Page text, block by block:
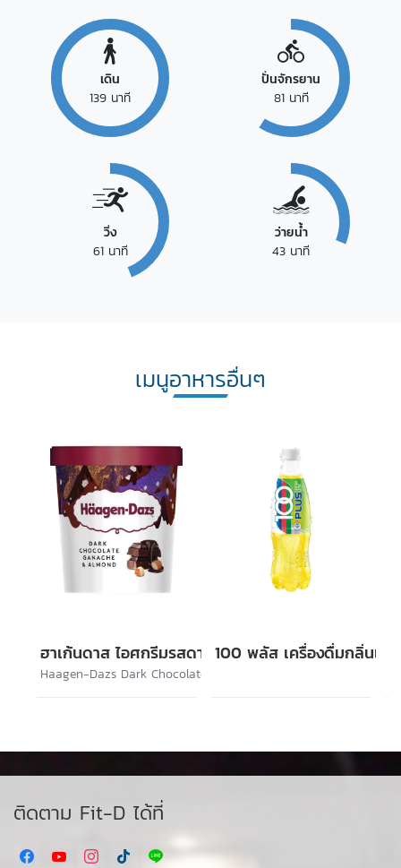
เดิน
139 นาที
ปั่นจักรยาน
81นาที
วิ่ง
61นาที
ว่ายน้ำ
43 นาที
เมนูอาหารอื่นๆ
ฮาเก้นดาส ไอศกรีมรสดาร์กช็อกโกแล็ตและอัลมอนด์
Haagen-Dazs Dark Chocolate Ganache & Almond
100 พลัส เครื่องดื่มกลิ่นเล
ติดตาม Fit-D ได้ที่